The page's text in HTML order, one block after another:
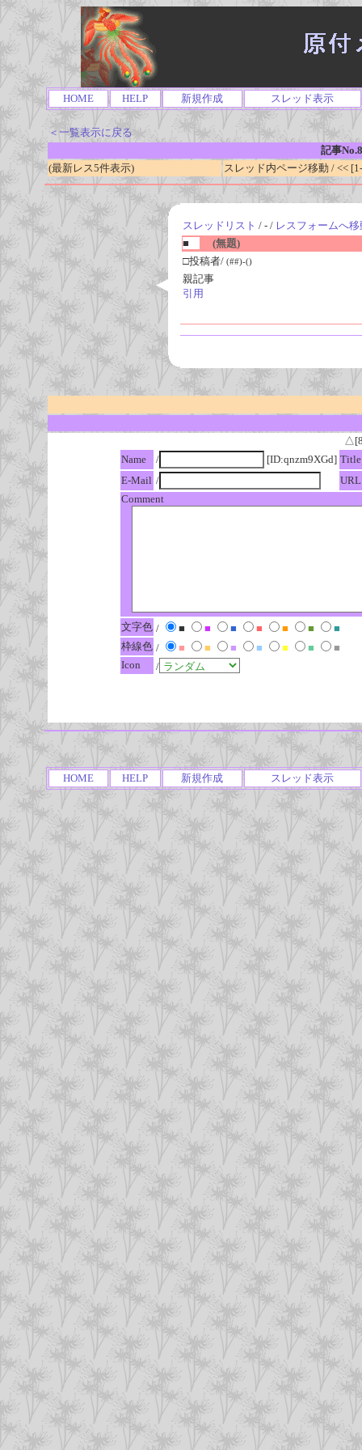
HOME HELP 新規作成 スレッド表示
＜一覧表示に戻る
記事
(最新レス5件表示)
スレッド内ページ移動 / <<
スレッドリスト / - / レスフォームへ移
■
(無題)
□投稿者/ (##)-()
親記事
引用
Name
/ [ID:qnzm9XGd] Title
E-Mail /
URL
Comment
文字色 / ■ ■ ■ ■ ■ ■
■
枠線色 / ■ ■ ■ ■ ■ ■
■
Icon
/
HOME HELP 新規作成 スレッド表示